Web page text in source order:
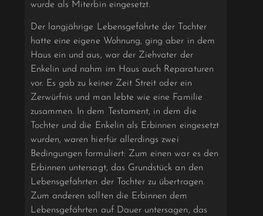
wurde als Miterbin eingesetzt.
Der langjährige Lebensgefährte der Tochter
hatte eine eigene Wohnung, ging aber in dem
Haus ein und aus, war der Ziehvater der
Enkelin und nahm im Haus auch Reparaturen
vor. Es gab zu keiner Zeit Streit oder ein
Zerwürfnis und man lebte wie eine Familie
zusammen. In dem Testament, in dem die
Tochter und die Enkelin als Erbinnen eingesetzt
wurden, waren hierfür allerdings zwei
Bedingungen formuliert: Zum einen war es den
Erbinnen untersagt, das Grundstück an den
Lebensgefährten der Tochter zu übertragen.
Zum anderen sollten die Erbinnen dem
Lebensgefährten auf Dauer untersagen, das